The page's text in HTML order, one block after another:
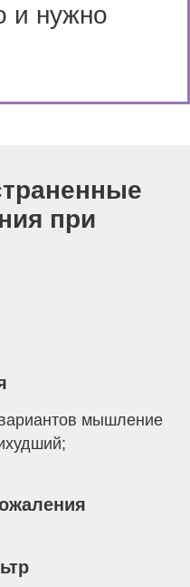
и нужно
при
мышление